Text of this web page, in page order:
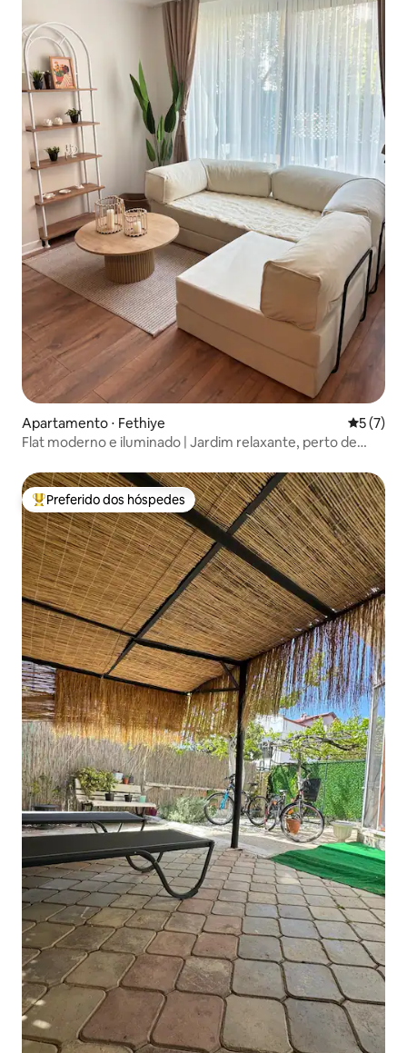
Apartamento ⋅ Fethiye 5 de
5 (7)
Flat moderno e iluminado | Jardim relaxante, perto de
Entre os melhores preferidos dos hóspedes
Preferido dos hóspedes